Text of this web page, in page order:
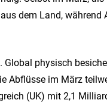
dem Land, während
Global physisch
Abflüsse im März
(UK) mit 2,1